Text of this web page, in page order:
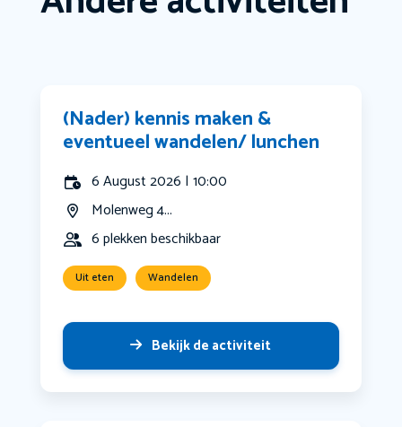
(Nader) kennis maken &
eventueel wandelen/ lunchen
6 August 2026 | 10:00
Molenweg 4...
6 plekken beschikbaar
Uit eten Wandelen
Bekijk de activiteit